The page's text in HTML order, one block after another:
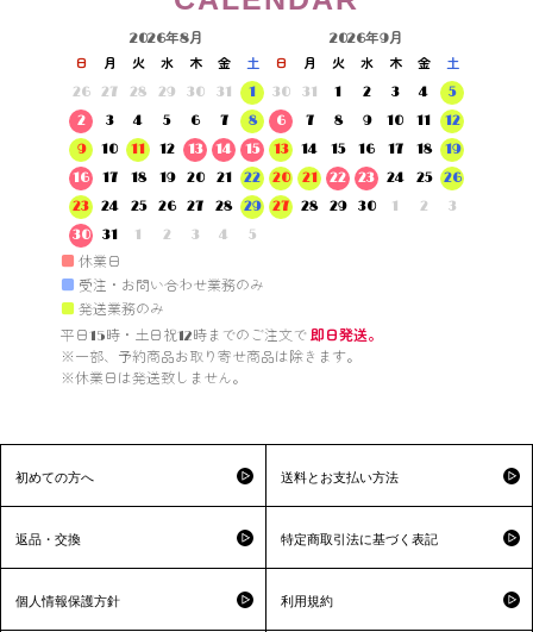
2026年8月
日 月 火 水 木 金
土
26
27 28 29 30 31
1
2
3 4 5 6 7
8
9
10 11 12 13 14
15
16
17 18 19 20 21
22
23
24 25 26 27 28
29
30
31 1 2 3 4 5
2026年9月
日 月 火 水 木 金
土
30
31 1 2 3 4
5
6
7 8 9 10 11
12
13
14 15 16 17 18
19
20
21 22 23 24 25
26
27
28 29 30 1 2 3
■ 休業日
■ 受注・お問い合わせ業務のみ
■ 発送業務のみ
平日15時・土日祝12時までのご注文で 即日発送。
※一部、予約商品お取り寄せ商品は除きます。
※休業日は発送致しません。
初めての方へ 送料とお支払い方法
返品・交換 特定商取引法に基づく表記
個人情報保護方針 利用規約